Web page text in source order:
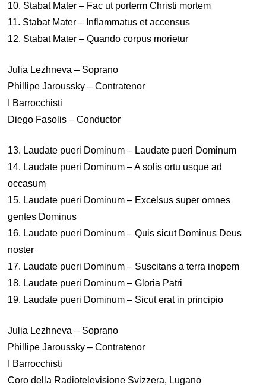
10. Stabat Mater – Fac ut porterm Christi mortem
11. Stabat Mater – Inflammatus et accensus
12. Stabat Mater – Quando corpus morietur
Julia Lezhneva – Soprano
Phillipe Jaroussky – Contratenor
I Barrocchisti
Diego Fasolis – Conductor
13. Laudate pueri Dominum – Laudate pueri Dominum
14. Laudate pueri Dominum – A solis ortu usque ad
occasum
15. Laudate pueri Dominum – Excelsus super omnes
gentes Dominus
16. Laudate pueri Dominum – Quis sicut Dominus Deus
noster
17. Laudate pueri Dominum – Suscitans a terra inopem
18. Laudate pueri Dominum – Gloria Patri
19. Laudate pueri Dominum – Sicut erat in principio
Julia Lezhneva – Soprano
Phillipe Jaroussky – Contratenor
I Barrocchisti
Coro della Radiotelevisione Svizzera, Lugano